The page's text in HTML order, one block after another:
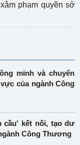
phạm quyền sở
minh và chuyển
của ngành Công
cầu' kết nối, tạo dư
Công Thương